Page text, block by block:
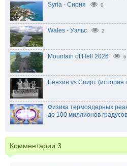
Syria - Сирия 0
Wales - Уэльс 2
Mountain of Hell 2026 6
Бензин vs Спирт (история
Физика термоядерных
до 100 миллионов градусов
Комментарии 3